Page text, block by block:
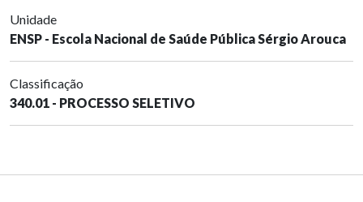
Unidade
ENSP - Escola Nacional de Saúde Pública Sérgio Arouca
Classificação
340.01 - PROCESSO SELETIVO